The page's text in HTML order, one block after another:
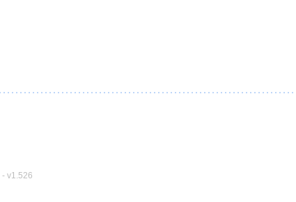
- v1.526